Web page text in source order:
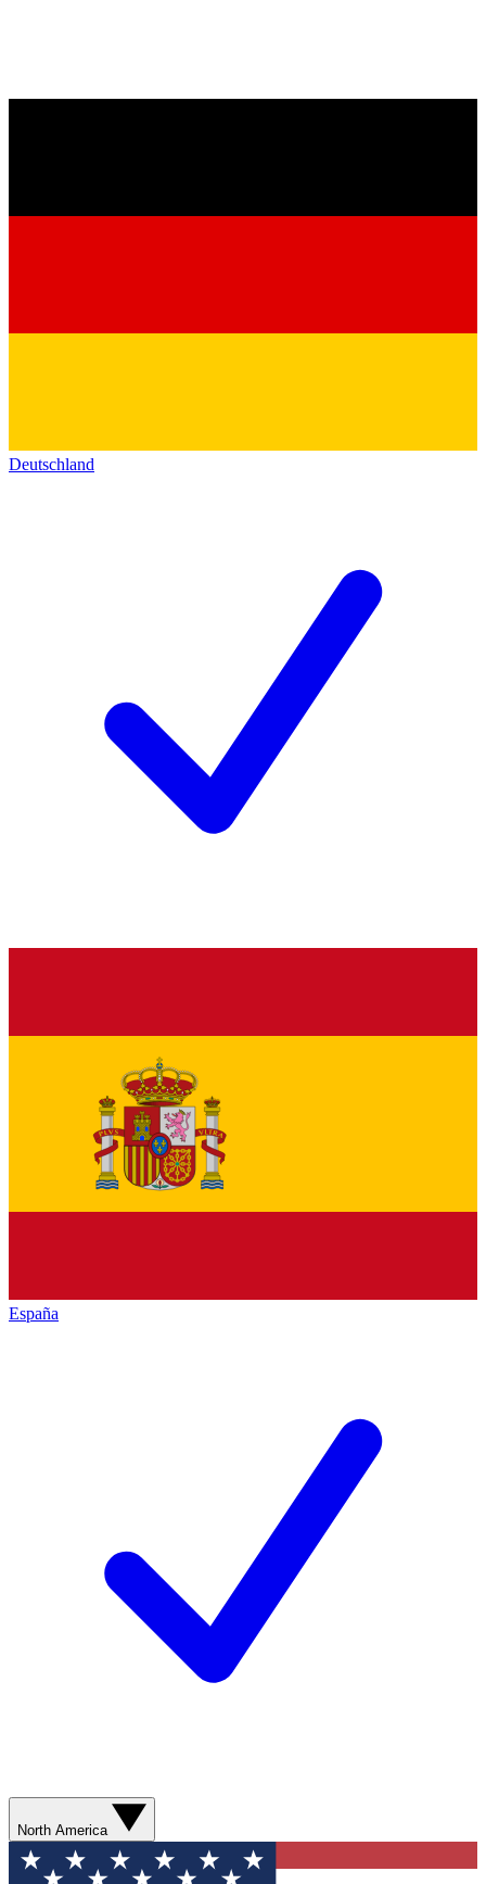
Deutschland
España
North America